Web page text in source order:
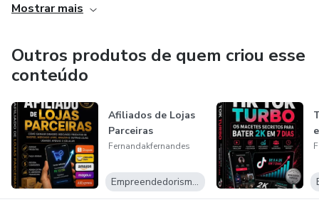
renda!
Quer saber mais ? Eu posso te ajudar !
Mostrar mais
Outros produtos de quem criou esse
conteúdo
Afiliados de Lojas
Parceiras
Fernandakfernandes
Empreendedorismo Digital